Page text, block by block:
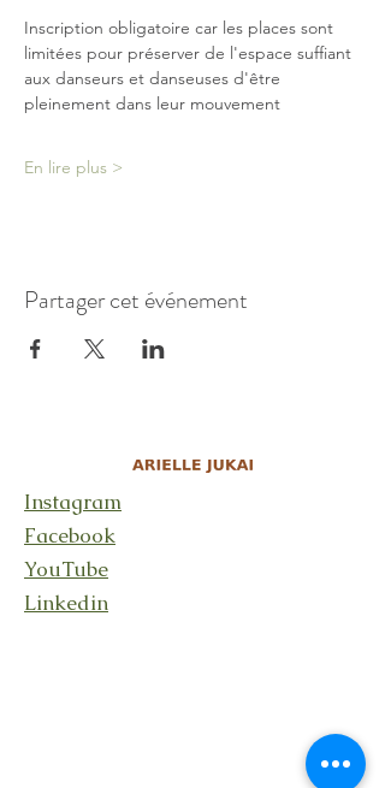
Inscription obligatoire car les places sont
limitées pour préserver de l'espace suffiant
aux danseurs et danseuses d'être
pleinement dans leur mouvement
En lire plus >
Partager cet événement
Instagram
Facebook
YouTube
Linkedin